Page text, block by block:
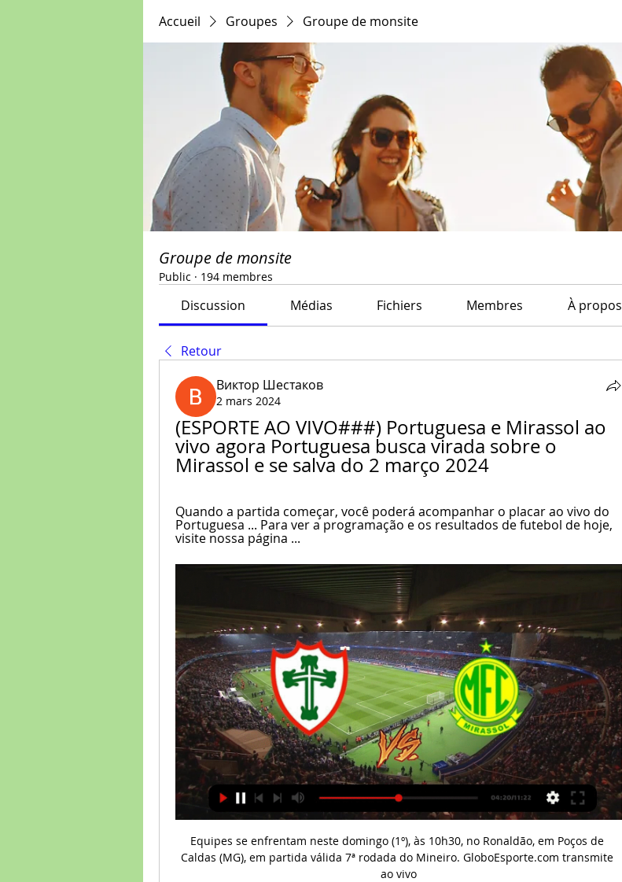
Accueil Groupes Groupe de monsite
Groupe de monsite
Public · 194 membres
Discussion Médias Fichiers Membres À propos
Retour
Виктор Шестаков
2 mars 2024
(ESPORTE AO VIVO###) Portuguesa e Mirassol ao
vivo agora Portuguesa busca virada sobre o
Mirassol e se salva do 2 março 2024
Quando a partida começar, você poderá acompanhar o placar ao vivo do
Portuguesa ... Para ver a programação e os resultados de futebol de hoje,
visite nossa página ...
Equipes se enfrentam neste domingo (1º), às 10h30, no Ronaldão, em Poços de Caldas (MG), em partida válida 7ª rodada do Mineiro. GloboEsporte.com transmite ao vivo

Portuguesa Mirassol - Campeonato Paulista Serie A1 há 18 horas — O aplicativo pago Paulistão Play e o canal Cazé TV no Youtube transmitem o duelo ao vivo para todo o território nacional. Definitivamente não ...

A nona rodada do Campeonato Sul-Mato-Grossense de Futebol Profissional Série A 2020, realizada no sábado (7) e domingo (8), foi marcada pela maior goleada até então, aplicada pelo Aquidauanense e também pelo rebaixamento da segunda e última equipe: a Pontaporanense.

Flamengo: Principal Jogo a Jogo Campeonatos / Ano Artilheiros Fichas Técnicas: Confrontos: 706 Adversários: J: V: E: D: GP: GC: SG: Aprov. ABC: 8: 7: 1: 0: 17: 2.

Jogo Aberto - Amazonas visitar site. Depois do noticiário é hora de debater as novidades. O programa reúne jornalistas e esportistas para falar sobre o que tem rolado de mais quente no futebol do Brasil e do mundo e nos demais esportes populares.

Fluminense 3 x 0 Vasco da Gama. Deu a lógica!. Goiás: Marcelo Rangel; Tony, Fábio Sanches. poAnte unos 1.500 asistentes de todo el país, Raimundo expuso detalles de la obra del Centro Comercial a Cielo Abierto que la Municipalidad desarrolla con recursos propios sobre la avenida San Martín entre Entre Ríos y San Juan.

Rui Rodrigues foi uma referência do futebol português durante as décadas de 60 e 70 do século passado. Umbilicalmente ligado à história da Associação Académica de Coimbra, essencialmente, fruto das 12 épocas que jogou com o traje negro da briosa, Rui Rodrigues representou, na sua longa carreira de futebolista, o SL Benfica e também o Vitoria SC.

O Benfica está bem colocado para vencer a edição 2019 da International Champions Cup, com 6 pontos em dois jogos fruto das vitórias frente ao Chivas dos México e aos italianos da Fiorentina, uma vitória frente ao Milan no próximo domingo dará deitará a conquista por parte do Benfica do prestigiado torneio internacional de pré temporada.

Seu Blog Esportivo - O esporte é o Nosso esporte. Recém chegado ao Cancão de Fogo, o técnico Laelson Lopes, anunciado na última sexta-feira, 07, já realizou duas atividades com o elenco visando a decisiva partida diante da Jacuipense no próximo domingo, 16, no estádio Adauto Moraes pelo Baianão 2020.…

O SINE-RN oferece esta semana 59 oportunidades de emprego em Natal, Parnamirim, Mossoró e Assú. Para concorrer às vagas, os candidatos devem se cad

Estádio Rei Pelé, popularmente conhecido como Trapichão, é um estádio de futebol localizado na cidade de Maceió, capital do estado de Alagoas.Foi inaugurado no dia 25 de outubro de 1970 com o jogo amistoso entre Seleção Alagoana e Santos e é utilizado habitualmente pelas equipes alagoanas do CRB e do CSA. Pelé atuou neste jogo e o primeiro gol do Trapichão foi de autoria do santista.

O Central passou sufoco, mas conseguiu superar o Jacuipense-BA por 2×1, de virada, neste domingo, em partida válida pela sétima rodada do Grupo A3 da Série D do Campeonato Brasileiro. Casagrande abriu o placar para o time baiano, no Lacerdão, em Caruaru, enquanto Juninho e Jailson descontaram para a Patativa. Com o resultado, o Central …

O confronto entre São Raimundo-AM x Manaus vai ocorrer neste domingo (08) e você cRenato Gaúcho demorou muito para comparecer à entrevista coletiva após a eliminação do Grêmio na Copa Libertadores da América. De banho tomado para tirar a roupa encharcada pela chuva, o técnico só apareceu na sala de imprensa uma hora após o término do duelo que terminou com vitória por 2 a 1 para o River Plate, na noite desta terça-feira, em Porto Alegre, e enfrentar os repórteres.

O preparo físico deles é fundamental para que o time esteja bem para o início do campeonato mineiro, dia 20 de janeiro, contra o Uberlândia, e para a Libertadores. O Cruzeiro estreia no Campeonato Mineiro no dia vinte, uma quarta-feira, contra o Uberlândia. E a Globo Minas mostra o primeiro jogo do estadual depois da novela Viver a Vida.

Transmissão AO VIVO; Sign in. Bem vindo! Faça login na sua conta. seu nome de usuário. sua senha. Forgot your password? Get help. Password recovery. Recuperar uma.

Portuguesa inicia venda de ingressos para o jogo contra o A partida entre Portuguesa e Mirassol terá a transmissão na Cazé TV, além do Paulistão Play. Hoje 23:00. Assista · Super Liga da India. Icon: Mohun Bagan SG.

Transmissão. Rádio, transmissão ao vivo Rádio, transmissão ao vivo. Ouça o silêncio, deixe ele tocar Olhos, lentes cinza escuro amedrontadas pelo sol Teríamos um ótimo tempo vivendo à noite Deixados à destruição cega Esperando por nosso olhar. E nós seguiríamos em frente como se nada estivesse errado E nos escondermos desses dias em que ficamos completamente sós Ficando no.

Palmeiras vence a Portuguesa e assume melhor há 2 dias — O Palmeiras agora tem a melhor campanha do Campeonato Paulista. Nesta quarta-feira, 28, o Verdão tirou o atraso da 5ª rodada em partida ...

O Atlético-GO fechou a contratação do atacante Maurídes, que estava no Internacional-RS. O jogador já está em Goiânia, fará exames médicos nesta quarta-feira e deve assinar o contrato logo em seguida.

Fortaleza x Athletico Paranaense (sábado, dia 8, 19h): Sem transmissão . Partida de abertura do Campeonato Brasileiro, Fortaleza x Athletico Paranaense não deverá ter transmissão. O jogo poderia ser exibido pela Turner na TV por assinatura, mas a programadora decidiu usar a MP do mandante para escolher suas partidas.

Assista agora a partida entre Coimbra x Atlético-MG ao vivo pelo Campeonato Mineiro a partir das 21h30 (de Brasília) com transmissão exclusiva do canal SPORTV e PREMIERE. Assistir Coimbra x Atlético Mineiro ao vivo grátis. Só aqui no Futemax você não vai perder nenhum lance da partida entre Coimbra e Atlético-MG grátis sem travamentos.

Mineiro 2019: acompanhe no UOL placar ao vivo, escalação e informações do jogo Atlético-MG x Villa Nova-MG e de outros jogos. Veja resultados, notícias, entrevistas, fotos, vídeos e os bastidores do esporte Acompanhe ao vivo os principais eventos esportivos do Brasil e do mundo.

— Atlético Clube Goianiense (@ACGOficial) August 13, 2020 Nesta quarta o que se viu em campo foi um Flamengo que em nada lembrou a equipe de 2019, que dominava e sufocava os adversários até.

LA Galaxy II Phoenix Rising FC placar ao vivo (e grátis transmissão de video em directo online*) inicia em 27.6.2020. as 19:00 horario UTC em USL, Championship - USA. Aqui no SofaScore resultados ao vivo você pode encontrar todos as previsões de resultados do LA Galaxy II contra Phoenix Rising FC listadas por suas partidas em H2H.

Aqui você aprende como assistir a Bragantino x Corinthians ao vivo, online e grátis.O jogo do Campeonato Paulista, será disputado dia 18/03/2018 às 16:00 hs. Local: . 15 minutos antes do horário você já pode ligar seu computador, tablet ou smartfone e começar a curtir, selecionando uma das formas apresentadas abaixo:

Portuguesa X Mirassol - Ao vivo - Onde assistir há 21 horas — Portuguesa enfrenta o Mirassol pela Rodada 11 do Campeonato Paulista, o jogo será transmitido por CAZÉ TV, PAULISTÃO PLAY. Saiba agora onde ...

A Chapecoense, por exemplo, anunciou ontem (10) que alguns integrantes da comissão técnica e do elenco testaram positivo para a covid-19. Os resultados positivos chegaram após testes realizados na última terça-feira. No dia seguinte, a Chape venceu o Avaí por …

Portuguesa x Mirassol – Campeonato Paulista – 2/3/2024 há 10 horas — Vivo · • Casas com Bônus · • Casas com Cash Out; bet365 Hoje > Futebol > Futebol Brasileiro > Estaduais > Paulista > Portuguesa x Mirassol.

Ponte Preta x Mirassol: onde assistir ao vivo, horário e 20 de jan. de 2024 — Confira todas as informações sobre o duelo entre Macaca e Leão da alta, válido pela primeira rodada da competição.

A equipa B do Benfica está de regresso aos triunfos na LigaPro. Após a pesada derrota em Oliveira de Azeméis na semana passada, os «bês» encarnados deram bem conta do recado na 21.ª jornada, ao vencerem tranquilamente o Cova da Piedade (), no Seixal.Com muito critério na construção e muito confiantes com a bola nos pés, os homens às ordens de Renato Paiva assumiram desde muito cedo.

FlashScore.pt oferece resultados de futebol em direto e jogos ao vivo de mais 1.000 ligas diferentes. Livescore, resultados, classificações, equipas iniciais e detalhes do jogos.

O futebol mineiro vivia há 60 anos um dos capítulos mais polêmicos e violentos da sua história. Na tarde de 25 de setembro de 1955, um domingo, Atlético e Villa Nova faziam no Estádio.

Wellcome To Watch Juventus vs Kuban Krasnodar Live Streaming 2014 International Club Friendlies 2014 on PC. partida Figueirense x Bragantino online, transmissão ao vivo Figueirense x Bragantino, transmissão Figueirense x Bragantino online, tempo real Figueirense x Bragantino, Figueirense x Bragantino hoje, Figueirense x Bragantino 22.

No final do triunfo por 4-3 da equipa de hóquei em patins do Sporting Clube de Portugal sobre a. Ordoñez decisivo no triunfo das Águias O Benfica venceu o HC Braga na 19.ª jornada do Campeonato Nacional de Hóquei em Patins.

Toque Tec: aplicativo traz transmissões ao vivo de shows, jogos e palestras. 3 min. Em 24 Set 2015. Globo Esporte PB. Edgar Hubner fala ao vivo no Globo Esporte sobre os Jogos Escolares da Juventude. 2 min. Em 8 Nov 2016. Globo Esporte RJ. Em jogo disputado, Flamengo vence o Mogi das Cruzes e segue vivo …

Portuguesa x Mirassol: onde ASSISTIR AO VIVO há 35 minutos — Assistir Portuguesa x Mirassol ao vivo pelo Campeonato Paulista de Futebol 2024, a transmissão do Paulistão será pela TNT Sports, ...

E o que é mais grave é que não tem a quem se recorrer porque seria a palavra da parturiente e familiares contra a da equipe em serviço. A maternidade Lucrécia Paim em 1º lugar, seguida da augusto ngangula, são consideradas como destino de tortura e morte das mulheres que ali vão para exercer o grand